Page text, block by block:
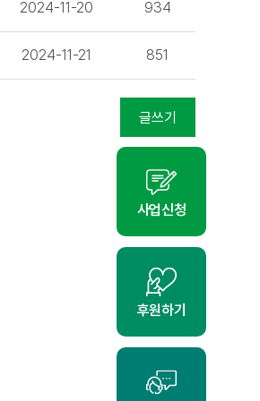
2024-11-20 934
2024-11-21 851
글쓰기
사업신청
후원하기